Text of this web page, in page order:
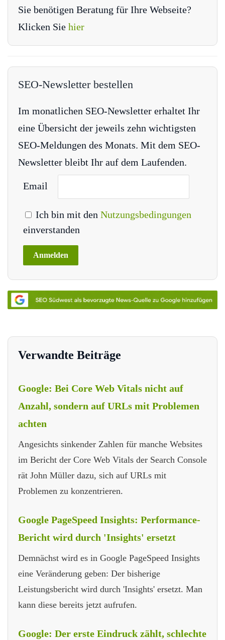
Sie benötigen Beratung für Ihre Webseite?
Klicken Sie hier
SEO-Newsletter bestellen
Im monatlichen SEO-Newsletter erhaltet Ihr
eine Übersicht der jeweils zehn wichtigsten
SEO-Meldungen des Monats. Mit dem SEO-
Newsletter bleibt Ihr auf dem Laufenden.
Email
Ich bin mit den Nutzungsbedingungen
einverstanden
Verwandte Beiträge
Google: Bei Core Web Vitals nicht auf
Anzahl, sondern auf URLs mit Problemen
achten
Angesichts sinkender Zahlen für manche Websites
im Bericht der Core Web Vitals der Search Console
rät John Müller dazu, sich auf URLs mit
Problemen zu konzentrieren.
Google PageSpeed Insights: Performance-
Bericht wird durch 'Insights' ersetzt
Demnächst wird es in Google PageSpeed Insights
eine Veränderung geben: Der bisherige
Leistungsbericht wird durch 'Insights' ersetzt. Man
kann diese bereits jetzt aufrufen.
Google: Der erste Eindruck zählt, schlechte